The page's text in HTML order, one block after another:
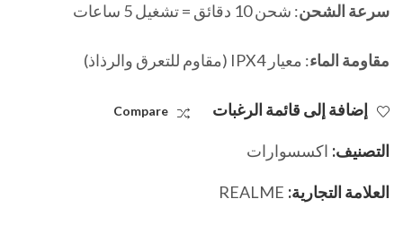
سرعة الشحن: شحن 10 دقائق = تشغيل 5 ساعات
مقاومة الماء: معيار IPX4 (مقاوم للتعرق والرذاذ)
إضافة إلى قائمة الرغبات Compare
التصنيف: اكسسوارات
العلامة التجارية: REALME